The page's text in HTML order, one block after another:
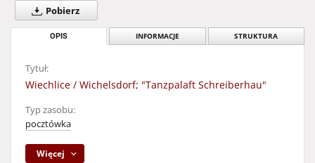
Pobierz
OPIS INFORMACJE STRUKTURA
Tytuł:
Wiechlice / Wichelsdorf; "Tanzpalaft Schreiberhau"
Typ zasobu:
pocztówka
Więcej